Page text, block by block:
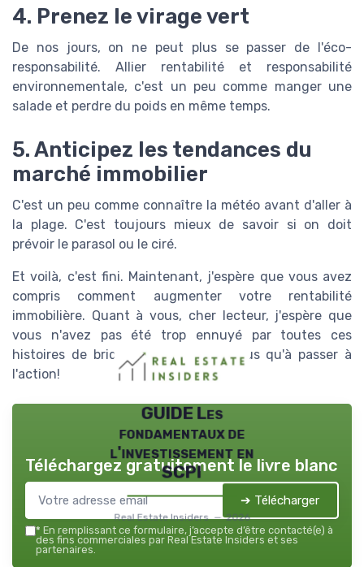
4. Prenez le virage vert
De nos jours, on ne peut plus se passer de l'éco-
responsabilité. Allier rentabilité et responsabilité
environnementale, c'est un peu comme manger une
salade et perdre du poids en même temps.
5. Anticipez les tendances du
marché immobilier
C'est un peu comme connaître la météo avant d'aller à
la plage. C'est toujours mieux de savoir si on doit
prévoir le parasol ou le ciré.
Et voilà, c'est fini. Maintenant, j'espère que vous avez
compris comment augmenter votre rentabilité
immobilière. Quant à vous, cher lecteur, j'espère que
vous n'avez pas été trop ennuyé par toutes ces
histoires de briques. Il vous reste plus qu'à passer à
l'action!
GUIDE Les
fondamentaux de
l'investissement en
SCPI
Real Estate Insiders — 2026
Téléchargez gratuitement le livre blanc
➔ Télécharger
* En remplissant ce formulaire, j’accepte d’être contacté(e) à
des fins commerciales par Real Estate Insiders et ses
partenaires.